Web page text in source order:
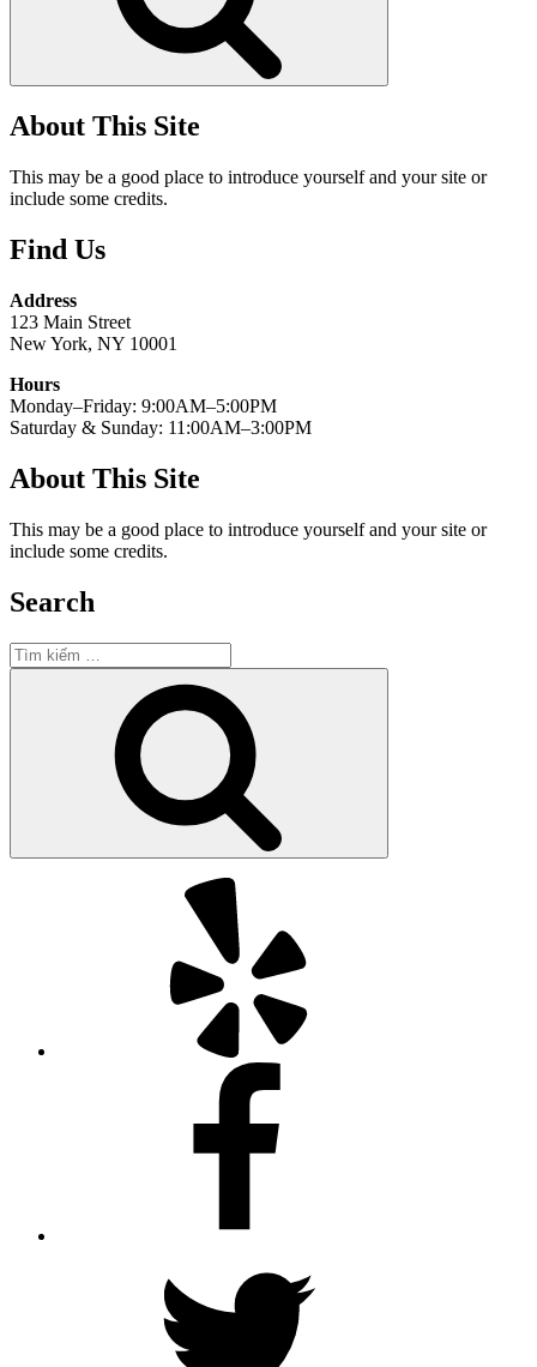
About This Site
This may be a good place to introduce yourself and your site or
include some credits.
Find Us
Address
123 Main Street
New York, NY 10001
Hours
Monday–Friday: 9:00AM–5:00PM
Saturday & Sunday: 11:00AM–3:00PM
About This Site
This may be a good place to introduce yourself and your site or
include some credits.
Search
Tìm
kiếm: